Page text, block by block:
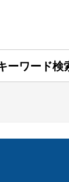
ーワード検